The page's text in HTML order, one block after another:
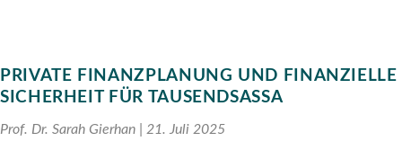
PRIVATE FINANZPLANUNG UND FINANZIELLE
SICHERHEIT FÜR TAUSENDSASSA
Prof. Dr. Sarah Gierhan 21. Juli 2025